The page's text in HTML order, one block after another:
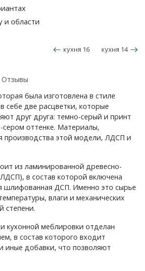
и области
кухня 16 кухня 14
Отзывы
была изготовлена в стиле
себе две расцветки, которые
друг друга: темно-серый и принт
сером оттенке. Материалы,
производства этой модели, ЛДСП и
из ламинированной древесно-
в состав которой включена
шлифованная ДСП. Именно это сырье
влаги и механических
степени.
кухонной меблировки отделан
в состав которого входит
иные добавки, что позволяют